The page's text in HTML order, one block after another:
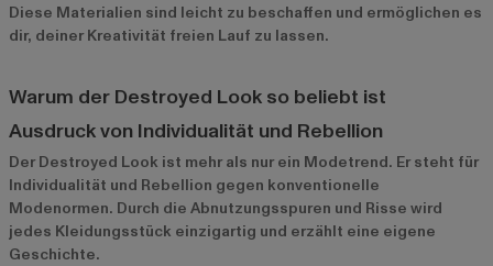
Diese Materialien sind leicht zu beschaffen und ermöglichen es
dir, deiner Kreativität freien Lauf zu lassen.
Warum der Destroyed Look so beliebt ist
Ausdruck von Individualität und Rebellion
Der Destroyed Look ist mehr als nur ein Modetrend. Er steht für
Individualität und Rebellion gegen konventionelle
Modenormen. Durch die Abnutzungsspuren und Risse wird
jedes Kleidungsstück einzigartig und erzählt eine eigene
Geschichte.